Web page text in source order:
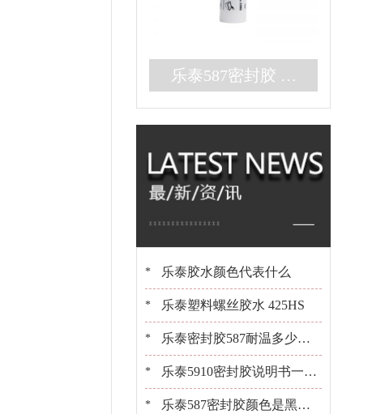
乐泰587密封胶 高
强度大间隙RTV硅
现货
* 乐泰胶水颜色代表什么
* 乐泰塑料螺丝胶水 425HS
* 乐泰密封胶587耐温多少？1
0+年经验工程师告诉你[百乐
粘胶]
* 乐泰5910密封胶说明书一键
获取[百乐粘胶胶水百科]
* 乐泰587密封胶颜色是黑是